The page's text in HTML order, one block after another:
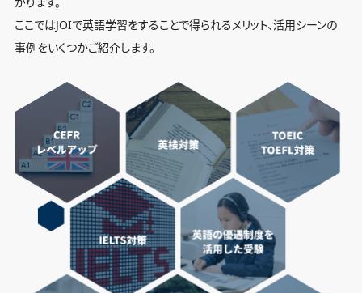
ここではJOIで英語学習をすることで得られるメリット、活用シーンの
事例をいくつかご紹介します。